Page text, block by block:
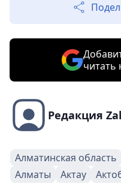
читать
Редакция
Алматинская область
Алматы
Актау